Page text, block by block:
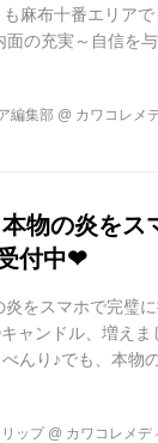
麻布十番エリア
の充実～自信を
ヘアデザインを
意とし、そのこだ
入れ、来店され
編集部 @ カワコレメ
物の炎をス
付中❤
炎をスマホで完璧
ャンドル、増え
んり♪でも、本物
ップ @ カワコレメデ